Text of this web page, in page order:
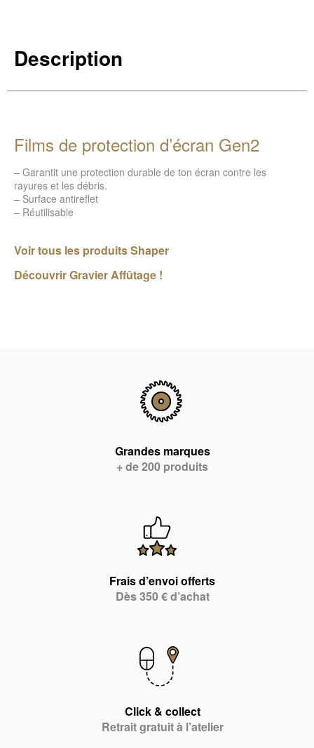
Description
Films de protection d’écran Gen2
– Garantit une protection durable de ton écran contre les
rayures et les débris.
– Surface antireflet
– Réutilisable
Voir tous les produits Shaper
Découvrir Gravier Affûtage !
Grandes marques
+ de 200 produits
Frais d’envoi offerts
Dès 350 € d’achat
Click & collect
Retrait gratuit à l’atelier